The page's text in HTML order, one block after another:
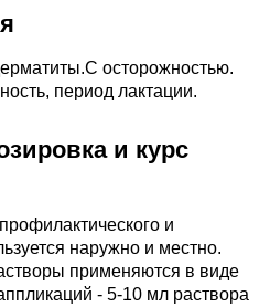
осторожностью.
период лактации.
и курс
и
наружно и местно.
применяются в виде
- 5-10 мл раствора